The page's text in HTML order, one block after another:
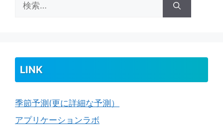
索:
LINK
季節予測(更に詳細な予測）
アプリケーションラボ